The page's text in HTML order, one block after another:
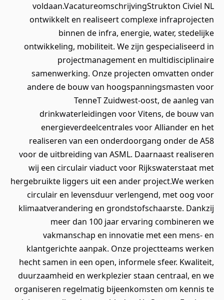
voldaan.VacatureomschrijvingStrukton Civiel NL
ontwikkelt en realiseert complexe infraprojecten
binnen de infra, energie, water, stedelijke
ontwikkeling, mobiliteit. We zijn gespecialiseerd in
projectmanagement en multidisciplinaire
samenwerking. Onze projecten omvatten onder
andere de bouw van hoogspanningsmasten voor
TenneT Zuidwest-oost, de aanleg van
drinkwaterleidingen voor Vitens, de bouw van
energieverdeelcentrales voor Alliander en het
realiseren van een onderdoorgang onder de A58
voor de uitbreiding van ASML. Daarnaast realiseren
wij een circulair viaduct voor Rijkswaterstaat met
hergebruikte liggers uit een ander project.We werken
circulair en levensduur verlengend, met oog voor
klimaatverandering en grondstofschaarste. Dankzij
meer dan 100 jaar ervaring combineren we
vakmanschap en innovatie met een mens- en
klantgerichte aanpak. Onze projectteams werken
hecht samen in een open, informele sfeer. Kwaliteit,
duurzaamheid en werkplezier staan centraal, en we
organiseren regelmatig bijeenkomsten om kennis te